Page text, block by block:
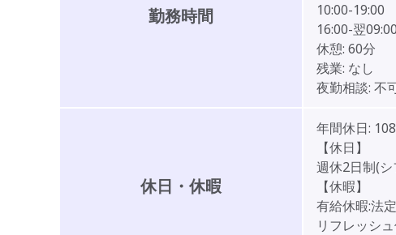
勤務時間
10:00-19:00
16:00-翌09:00
休憩: 60分
残業: なし
夜勤相談: 不
休日・休暇
年間休日:
【休日】
週休2日制(シ
【休暇】
有給休暇:法
リフレッシ